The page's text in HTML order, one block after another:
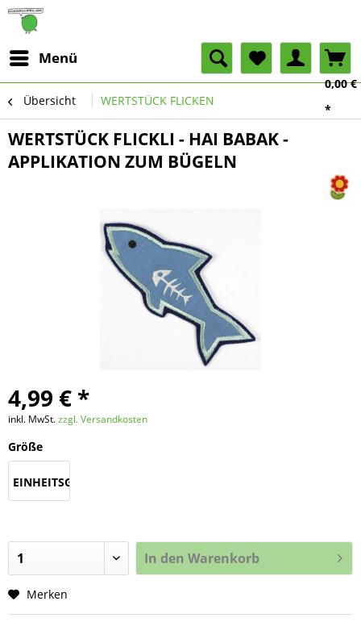
Menü
0,00 €
*
Übersicht WERTSTÜCK FLICKEN
WERTSTÜCK FLICKLI - HAI BABAK -
APPLIKATION ZUM BÜGELN
4,99 € *
inkl. MwSt.zzgl. Versandkosten
Größe
EINHEITSGROESSE
In den Warenkorb
Merken